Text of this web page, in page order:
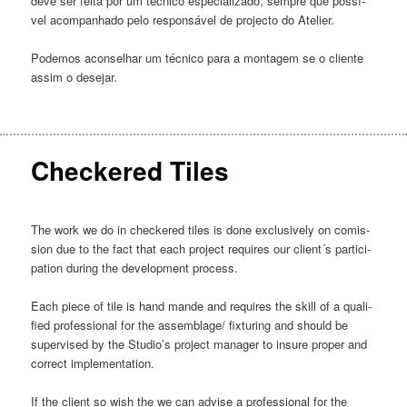
vel acom­pa­nha­do pelo res­pon­sá­vel de pro­jec­to do Ate­li­er.
Pode­mos acon­se­lhar um téc­ni­co para a mon­ta­gem se o cli­en­te
assim o dese­jar.
Checkered Tiles
The work we do in chec­ke­red tiles is done exclu­si­vely on comis­
si­on due to the fact that each pro­ject requi­res our client´s par­ti­ci­
pa­ti­on during the deve­lop­ment pro­cess.
Each pie­ce of tile is hand man­de and requi­res the skill of a qua­li­
fi­ed pro­fes­si­o­nal for the assemblage/ fix­tu­ring and should be
super­vi­sed by the Studio’s pro­ject mana­ger to insu­re pro­per and
cor­rect imple­men­ta­ti­on.
If the cli­ent so wish the we can advi­se a pro­fes­si­o­nal for the